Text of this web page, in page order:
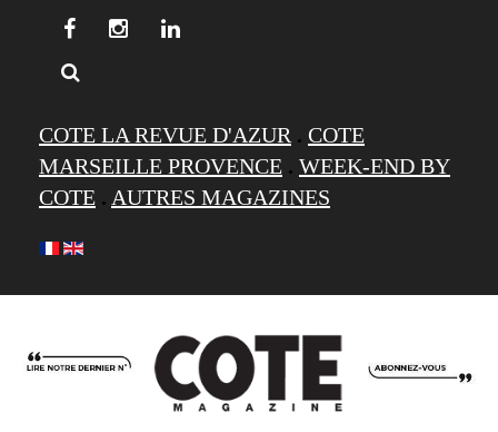
COTE LA REVUE D'AZUR . COTE
MARSEILLE PROVENCE . WEEK-END BY
COTE . AUTRES MAGAZINES